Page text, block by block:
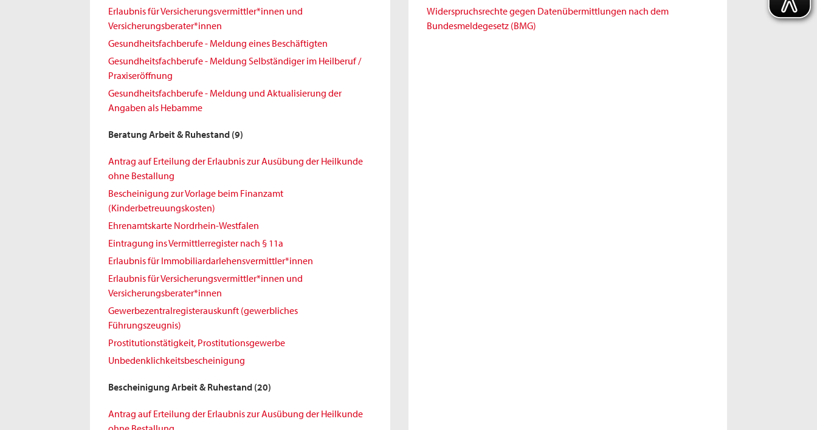
Erlaubnis für Versicherungsvermittler*innen und
Versicherungsberater*innen
Gesundheitsfachberufe - Meldung eines Beschäftigten
Gesundheitsfachberufe - Meldung Selbständiger im Heilberuf /
Praxiseröffnung
Gesundheitsfachberufe - Meldung und Aktualisierung der
Angaben als Hebamme
Beratung Arbeit & Ruhestand (9)
Antrag auf Erteilung der Erlaubnis zur Ausübung der Heilkunde
ohne Bestallung
Bescheinigung zur Vorlage beim Finanzamt
(Kinderbetreuungskosten)
Ehrenamtskarte Nordrhein-Westfalen
Eintragung ins Vermittlerregister nach § 11a
Erlaubnis für Immobiliardarlehensvermittler*innen
Erlaubnis für Versicherungsvermittler*innen und
Versicherungsberater*innen
Gewerbezentralregisterauskunft (gewerbliches
Führungszeugnis)
Prostitutionstätigkeit, Prostitutionsgewerbe
Unbedenklichkeitsbescheinigung
Bescheinigung Arbeit & Ruhestand (20)
Antrag auf Erteilung der Erlaubnis zur Ausübung der Heilkunde
Widerspruchsrechte gegen Datenübermittlungen nach dem
Bundesmeldegesetz (BMG)